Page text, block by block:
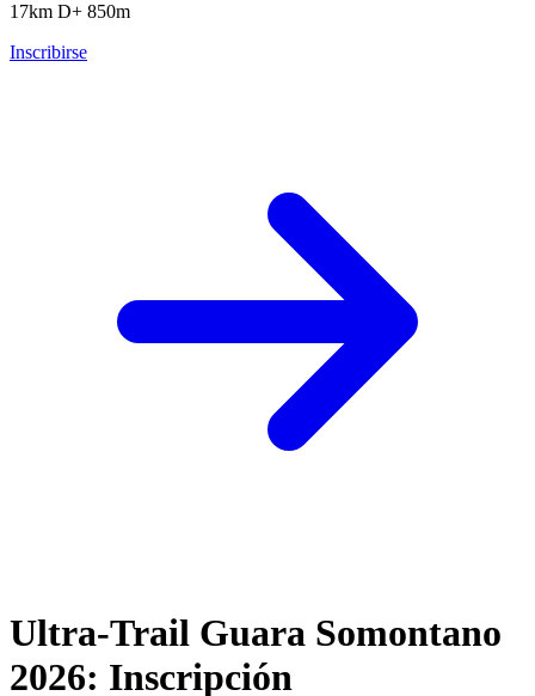
17km D+ 850m
Inscribirse
Ultra-Trail Guara Somontano
2026: Inscripción